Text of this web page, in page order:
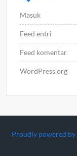
Masuk
Feed entri
Feed komentar
WordPress.org
Proudly powered